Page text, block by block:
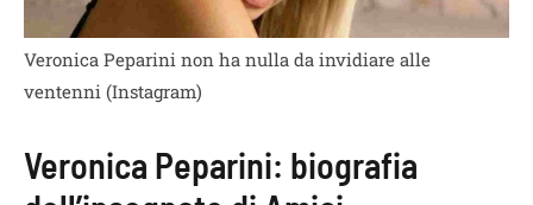
Veronica Peparini non ha nulla da invidiare alle
ventenni (Instagram)
Veronica Peparini: biografia